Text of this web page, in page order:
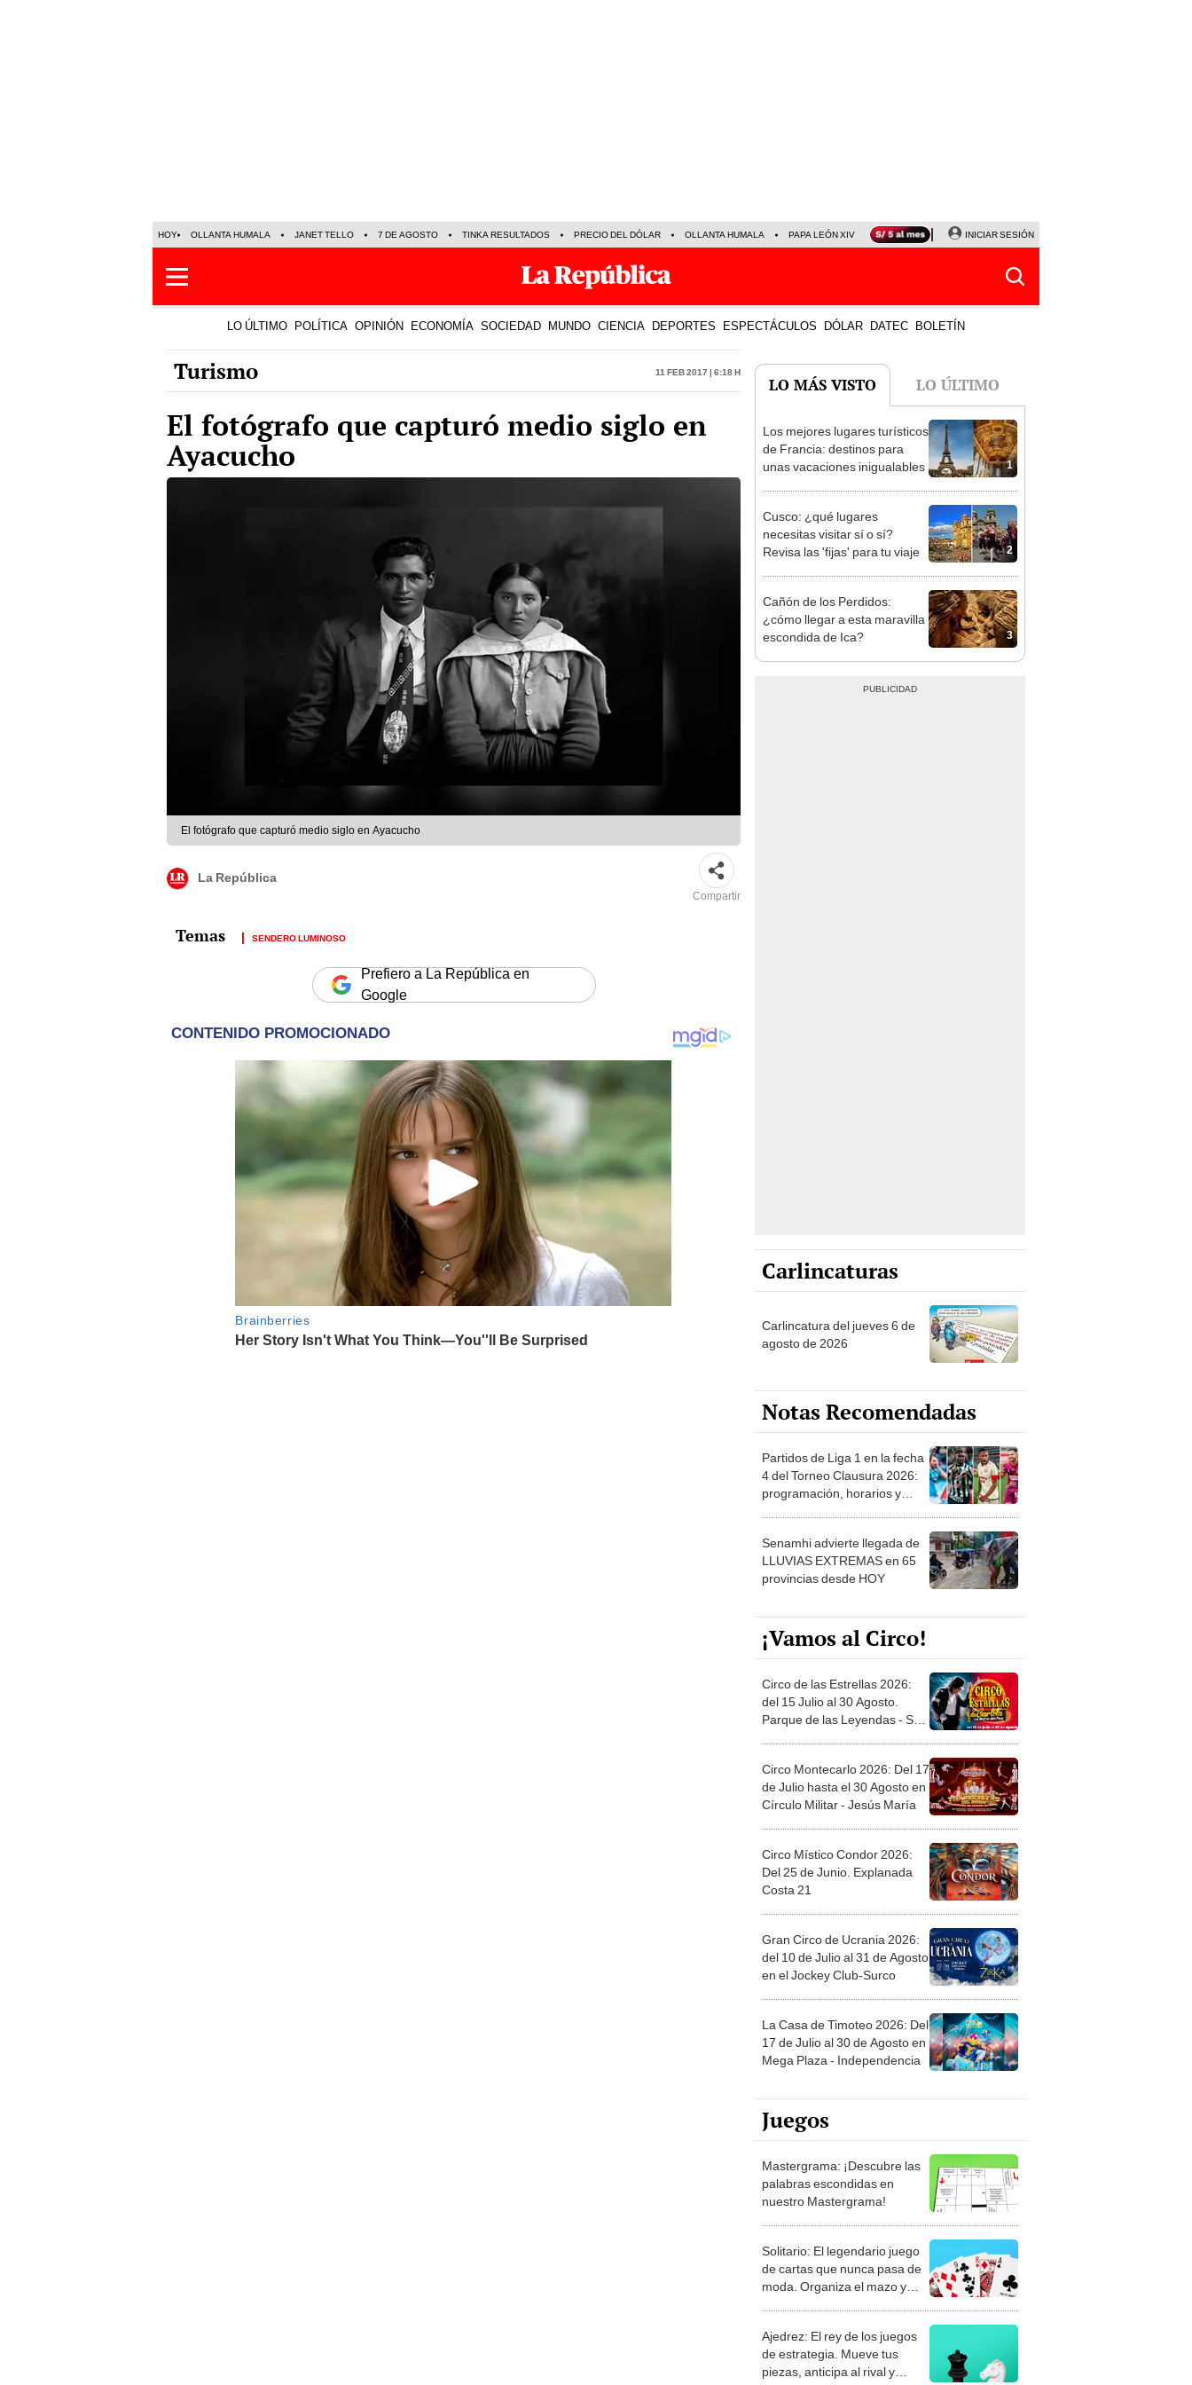
HOY OLLANTA HUMALA JANET TELLO 7 DE AGOSTO TINKA RESULTADOS PRECIO DEL DÓLAR OLLANTA HUMALA PAPA LEÓN XIV NALDY SALDAÑA LA BELLA LUZ
INICIAR SESIÓN
LO ÚLTIMO POLÍTICA OPINIÓN ECONOMÍA SOCIEDAD MUNDO CIENCIA DEPORTES ESPECTÁCULOS DÓLAR DATEC BOLETÍN
Turismo 11 Feb 2017 | 6:18 h
El fotógrafo que capturó medio siglo en
Ayacucho
El fotógrafo que capturó medio siglo en Ayacucho
La República
Compartir
SENDERO LUMINOSO
Prefiero a La República en
Google
LO MÁS VISTO LO ÚLTIMO
1
Los mejores lugares turísticos
de Francia: destinos para
unas vacaciones inigualables
2
Cusco: ¿qué lugares
necesitas visitar sí o sí?
Revisa las 'fijas' para tu viaje
3
Cañón de los Perdidos:
¿cómo llegar a esta maravilla
escondida de Ica?
Carlincaturas
Carlincatura del jueves 6 de
agosto de 2026
Notas Recomendadas
Partidos de Liga 1 en la fecha
4 del Torneo Clausura 2026:
programación, horarios y
Senamhi advierte llegada de
LLUVIAS EXTREMAS en 65
provincias desde HOY
¡Vamos al Circo!
Circo de las Estrellas 2026:
del 15 Julio al 30 Agosto.
Parque de las Leyendas - San
Circo Montecarlo 2026: Del 17
de Julio hasta el 30 Agosto en
Círculo Militar - Jesús María
Circo Místico Condor 2026:
Del 25 de Junio. Explanada
Costa 21
Gran Circo de Ucrania 2026:
del 10 de Julio al 31 de Agosto
en el Jockey Club-Surco
La Casa de Timoteo 2026: Del
17 de Julio al 30 de Agosto en
Mega Plaza - Independencia
Juegos
Mastergrama: ¡Descubre las
palabras escondidas en
nuestro Mastergrama!
Solitario: El legendario juego
de cartas que nunca pasa de
moda. Organiza el mazo y
Ajedrez: El rey de los juegos
de estrategia. Mueve tus
piezas, anticipa al rival y